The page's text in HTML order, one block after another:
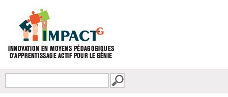
FORMULAIRE DE